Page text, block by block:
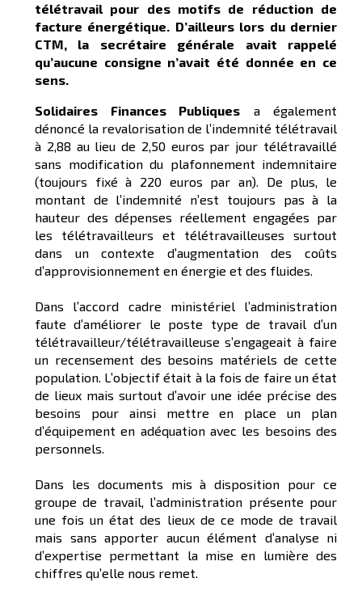
télétravail pour des motifs de réduction de
facture énergétique. D’ailleurs lors du dernier
CTM, la secrétaire générale avait rappelé
qu’aucune consigne n’avait été donnée en ce
sens.
Solidaires Finances Publiques a également
dénoncé la revalorisation de l’indemnité télétravail
à 2,88 au lieu de 2,50 euros par jour télétravaillé
sans modification du plafonnement indemnitaire
(toujours fixé à 220 euros par an). De plus, le
montant de l’indemnité n’est toujours pas à la
hauteur des dépenses réellement engagées par
les télétravailleurs et télétravailleuses surtout
dans un contexte d’augmentation des coûts
d’approvisionnement en énergie et des fluides.
Dans l’accord cadre ministériel l’administration
faute d’améliorer le poste type de travail d’un
télétravailleur/télétravailleuse s’engageait à faire
un recensement des besoins matériels de cette
population. L’objectif était à la fois de faire un état
de lieux mais surtout d’avoir une idée précise des
besoins pour ainsi mettre en place un plan
d’équipement en adéquation avec les besoins des
personnels.
Dans les documents mis à disposition pour ce
groupe de travail, l’administration présente pour
une fois un état des lieux de ce mode de travail
mais sans apporter aucun élément d’analyse ni
d’expertise permettant la mise en lumière des
chiffres qu’elle nous remet.